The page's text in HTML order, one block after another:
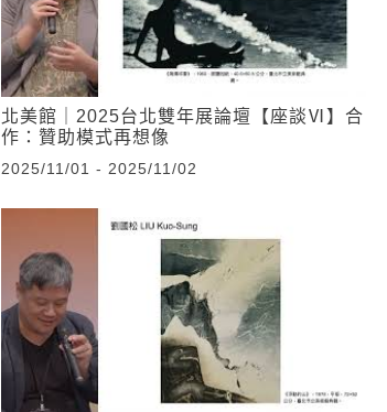
北美館｜2025台北雙年展論壇【座談Ⅵ】合
作：贊助模式再想像
2025/11/01 - 2025/11/02